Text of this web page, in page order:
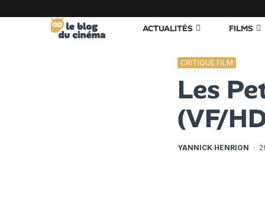
ACTUALITÉS FILMS
CRITIQUE FILM
Les
(VF/
YANNICK HENRION ·